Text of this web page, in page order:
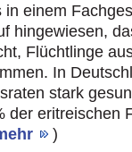
in einem
hingewiesen,
Flüchtlinge
In
stark
der eritreischen
)